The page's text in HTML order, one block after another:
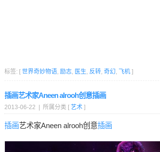
标签: [ 世界奇妙物语, 励志, 医生, 反转, 奇幻, 飞机 ]
插画艺术家Aneen alrooh创意插画
2013-06-22 | 所属分类 [ 艺术 ]
插画艺术家Aneen alrooh创意插画